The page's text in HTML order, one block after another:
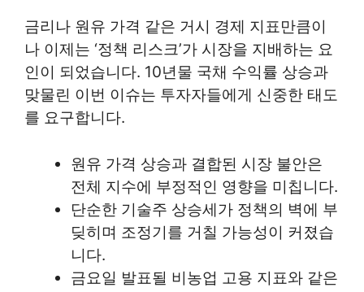
금리나 원유 가격 같은 거시 경제 지표만큼이
나 이제는 ‘정책 리스크’가 시장을 지배하는 요
인이 되었습니다. 10년물 국채 수익률 상승과
맞물린 이번 이슈는 투자자들에게 신중한 태도
를 요구합니다.
원유 가격 상승과 결합된 시장 불안은
전체 지수에 부정적인 영향을 미칩니다.
단순한 기술주 상승세가 정책의 벽에 부
딪히며 조정기를 거칠 가능성이 커졌습
니다.
금요일 발표될 비농업 고용 지표와 같은